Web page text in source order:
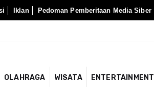
Iklan Pedoman Pemberitaan Media Siber
OLAHRAGA WISATA ENTERTAINMENT